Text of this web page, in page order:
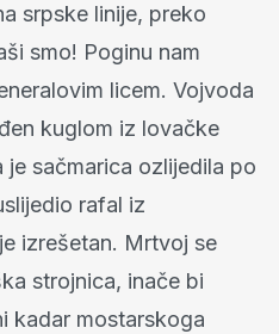
srpske linije, preko
smo! Poginu nam
licem. Vojvoda
kuglom iz lovačke
sačmarica ozlijedila po
rafal iz
izrešetan. Mrtvoj se
strojnica, inače bi
kadar mostarskoga